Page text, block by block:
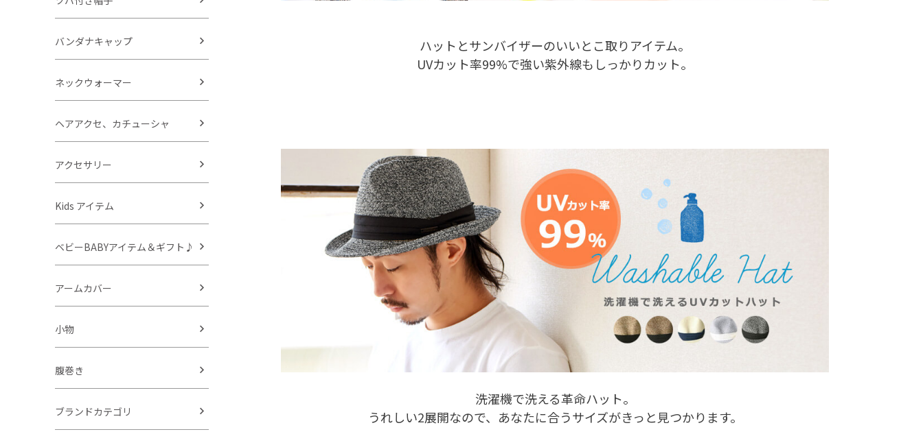
バンダナキャップ
ネックウォーマー
ヘアアクセ、カチューシャ
アクセサリー
Kids アイテム
ベビーBABYアイテム＆ギフト♪
アームカバー
小物
腹巻き
ブランドカテゴリ
ハットとサンバイザーのいいとこ取りアイテム。
UVカット率99%で強い紫外線もしっかりカット。
洗濯機で洗える革命ハット。
うれしい2展開なので、あなたに合うサイズがきっと見つかります。